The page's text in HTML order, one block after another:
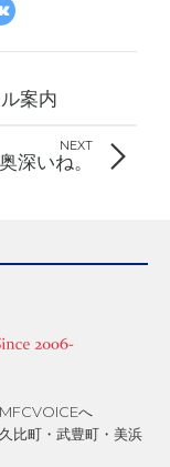
案内
NEXT
奥深いね。
へ
比町・武豊町・美浜